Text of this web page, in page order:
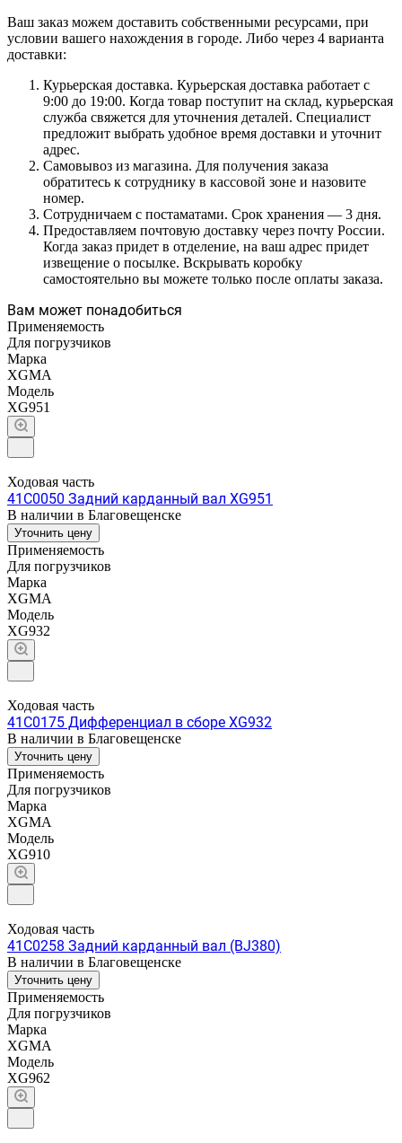
Ваш заказ можем доставить собственными ресурсами, при
условии вашего нахождения в городе. Либо через 4 варианта
доставки:
Курьерская доставка. Курьерская доставка работает с
9:00 до 19:00. Когда товар поступит на склад, курьерская
служба свяжется для уточнения деталей. Специалист
предложит выбрать удобное время доставки и уточнит
адрес.
Самовывоз из магазина. Для получения заказа
обратитесь к сотруднику в кассовой зоне и назовите
номер.
Сотрудничаем с постаматами. Срок хранения — 3 дня.
Предоставляем почтовую доставку через почту России.
Когда заказ придет в отделение, на ваш адрес придет
извещение о посылке. Вскрывать коробку
самостоятельно вы можете только после оплаты заказа.
Вам может понадобиться
Применяемость
Для погрузчиков
Марка
XGMA
Модель
XG951
Ходовая часть
41C0050 Задний карданный вал XG951
В наличии в Благовещенске
Уточнить цену
Применяемость
Для погрузчиков
Марка
XGMA
Модель
XG932
Ходовая часть
41C0175 Дифференциал в сборе XG932
В наличии в Благовещенске
Уточнить цену
Применяемость
Для погрузчиков
Марка
XGMA
Модель
XG910
Ходовая часть
41C0258 Задний карданный вал (BJ380)
В наличии в Благовещенске
Уточнить цену
Применяемость
Для погрузчиков
Марка
XGMA
Модель
XG962